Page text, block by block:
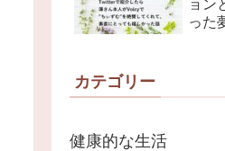
ョン
った
カテゴリー
健康的な生活